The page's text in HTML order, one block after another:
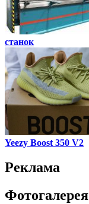
станок
Yeezy Boost 350 V2
Реклама
Фотогалерея